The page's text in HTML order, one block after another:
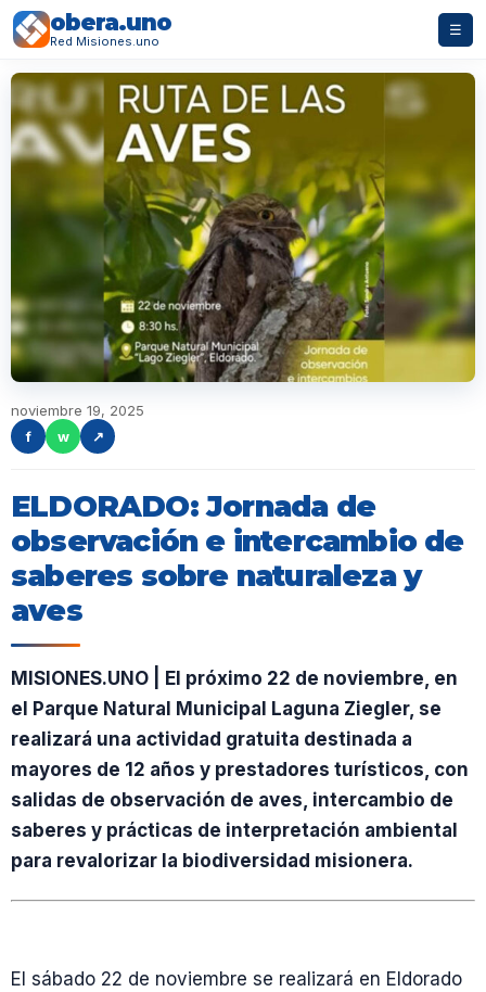
obera.uno
Red Misiones.uno
☰
noviembre 19, 2025
f
w ↗
ELDORADO: Jornada de
observación e intercambio de
saberes sobre naturaleza y
aves
MISIONES.UNO | El próximo 22 de noviembre, en
el Parque Natural Municipal Laguna Ziegler, se
realizará una actividad gratuita destinada a
mayores de 12 años y prestadores turísticos, con
salidas de observación de aves, intercambio de
saberes y prácticas de interpretación ambiental
para revalorizar la biodiversidad misionera.
El sábado 22 de noviembre se realizará en Eldorado